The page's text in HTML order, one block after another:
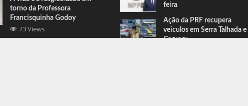
torno da Professora
Francisquinha Godoy
73 Views
feira
Ação da PRF recupera
veículos em Serra Talhada e
Caruaru